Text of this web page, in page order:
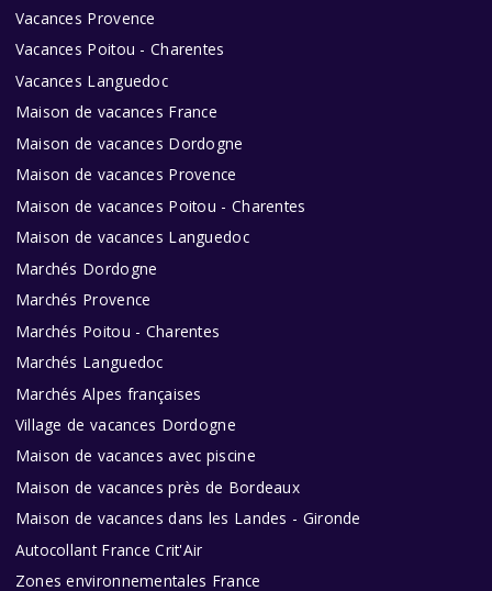
Vacances Provence
Vacances Poitou - Charentes
Vacances Languedoc
Maison de vacances France
Maison de vacances Dordogne
Maison de vacances Provence
Maison de vacances Poitou - Charentes
Maison de vacances Languedoc
Marchés Dordogne
Marchés Provence
Marchés Poitou - Charentes
Marchés Languedoc
Marchés Alpes françaises
Village de vacances Dordogne
Maison de vacances avec piscine
Maison de vacances près de Bordeaux
Maison de vacances dans les Landes - Gironde
Autocollant France Crit'Air
Zones environnementales France